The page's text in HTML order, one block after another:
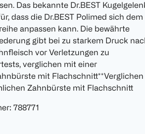
Das bekannte Dr.BEST
dass die Dr.BEST Polimed sich dem
anpassen kann. Die bewährte
gibt bei zu starkem Druck
vor Verletzungen zu
verglichen mit einer
mit Flachschnitt**Verglichen
Zahnbürste mit Flachschnitt
: 788771